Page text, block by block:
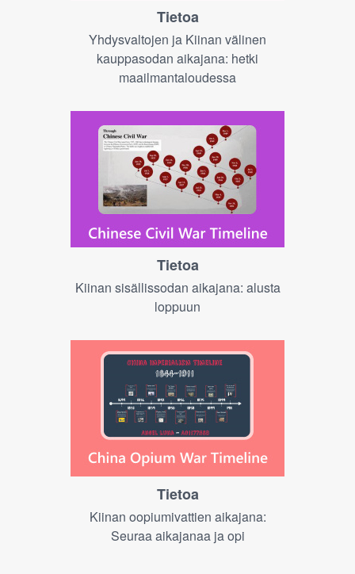
Tietoa
Yhdysvaltojen ja Kiinan välinen
kauppasodan aikajana: hetki
maailmantaloudessa
Tietoa
Kiinan sisällissodan aikajana: alusta
loppuun
Tietoa
Kiinan oopiumivattien aikajana:
Seuraa aikajanaa ja opi